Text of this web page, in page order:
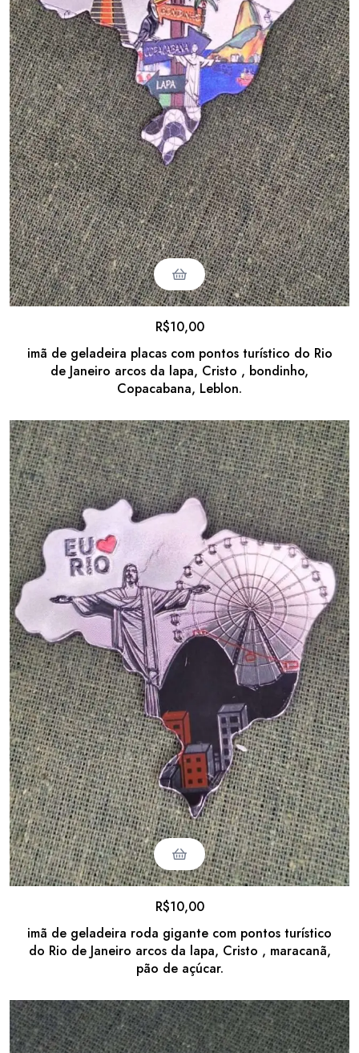
imã de geladeira placas com pontos turístico do Rio
de Janeiro arcos da lapa, Cristo , bondinho,
Copacabana, Leblon.
R$10,00
imã de geladeira roda gigante com pontos turístico
do Rio de Janeiro arcos da lapa, Cristo , maracanã,
pão de açúcar.
R$10,00